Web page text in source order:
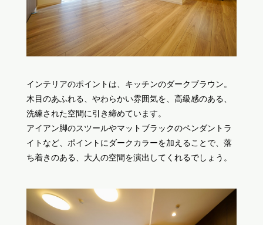
インテリアのポイントは、キッチンのダークブラウン。
木目のあふれる、やわらかい雰囲気を、高級感のある、
洗練された空間に引き締めています。
アイアン脚のスツールやマットブラックのペンダントラ
イトなど、ポイントにダークカラーを加えることで、落
ち着きのある、大人の空間を演出してくれるでしょう。